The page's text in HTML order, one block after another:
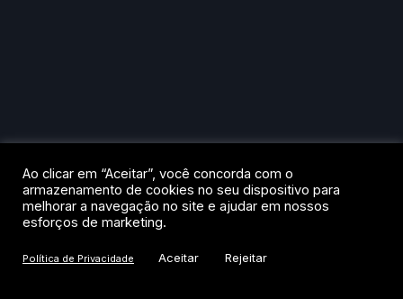
Privacidade.
Criar conta
Ao clicar em “Aceitar”, você concorda com o
armazenamento de cookies no seu dispositivo para
melhorar a navegação no site e ajudar em nossos
esforços de marketing.
Política de Privacidade Aceitar Rejeitar